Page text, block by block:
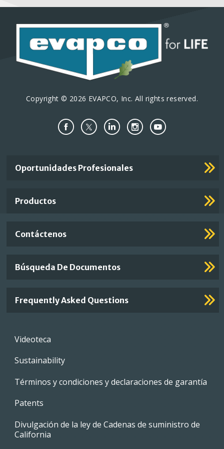
Copyright © 2026 EVAPCO, Inc. All rights reserved.
Important
Footer
Oportunidades Profesionales
Productos
Contáctenos
Búsqueda De Documentos
Frequently Asked Questions
Footer
Videoteca
Sustainability
Términos y condiciones y declaraciones de garantía
Patents
Divulgación de la ley de Cadenas de suministro de
California